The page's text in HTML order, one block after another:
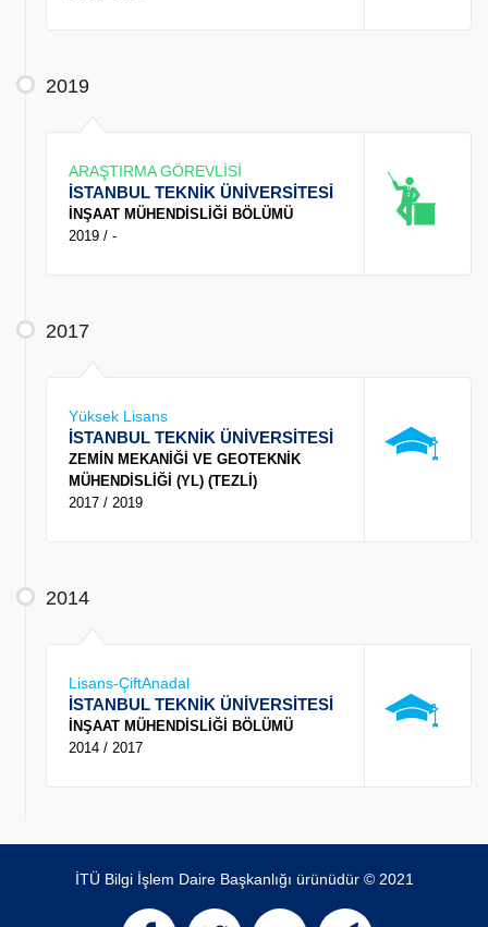
2019
ARAŞTIRMA GÖREVLİSİ
İSTANBUL TEKNİK ÜNİVERSİTESİ
İNŞAAT MÜHENDİSLİĞİ BÖLÜMÜ
2019 / -
2017
Yüksek Lisans
İSTANBUL TEKNİK ÜNİVERSİTESİ
ZEMİN MEKANİĞİ VE GEOTEKNİK
MÜHENDİSLİĞİ (YL) (TEZLİ)
2017 / 2019
2014
Lisans-ÇiftAnadal
İSTANBUL TEKNİK ÜNİVERSİTESİ
İNŞAAT MÜHENDİSLİĞİ BÖLÜMÜ
2014 / 2017
İTÜ Bilgi İşlem Daire Başkanlığı ürünüdür © 2021